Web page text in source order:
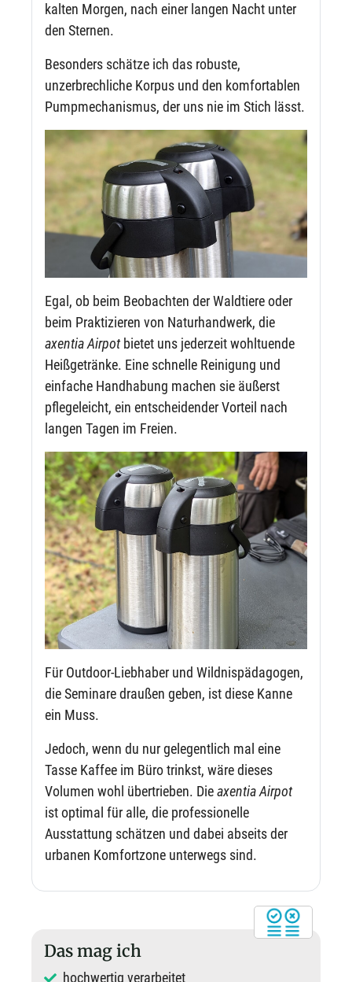
kalten Morgen, nach einer langen Nacht unter
den Sternen.
Besonders schätze ich das robuste,
unzerbrechliche Korpus und den komfortablen
Pumpmechanismus, der uns nie im Stich lässt.
Egal, ob beim Beobachten der Waldtiere oder
beim Praktizieren von Naturhandwerk, die
axentia Airpotbietet uns jederzeit wohltuende
Heißgetränke. Eine schnelle Reinigung und
einfache Handhabung machen sie äußerst
pflegeleicht, ein entscheidender Vorteil nach
langen Tagen im Freien.
Für Outdoor-Liebhaber und Wildnispädagogen,
die Seminare draußen geben, ist diese Kanne
ein Muss.
Jedoch, wenn du nur gelegentlich mal eine
Tasse Kaffee im Büro trinkst, wäre dieses
Volumen wohl übertrieben. Dieaxentia Airpot
ist optimal für alle, die professionelle
Ausstattung schätzen und dabei abseits der
urbanen Komfortzone unterwegs sind.
Das mag ich
hochwertig verarbeitet